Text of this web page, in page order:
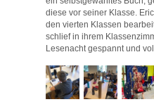
diese vor seiner Klasse.
den vierten Klassen
schlief in ihrem
Lesenacht gespannt und